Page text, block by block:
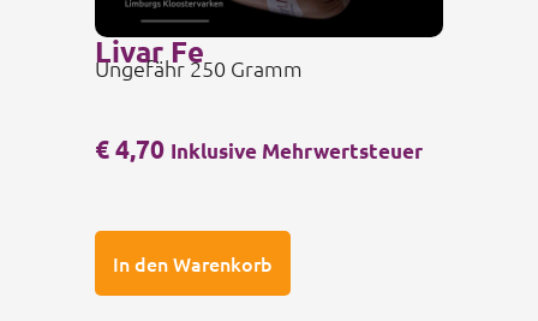
€4,70 Inklusive Mehrwertsteuer
In den Warenkorb
Livar Fe
Ungefähr 250 Gramm